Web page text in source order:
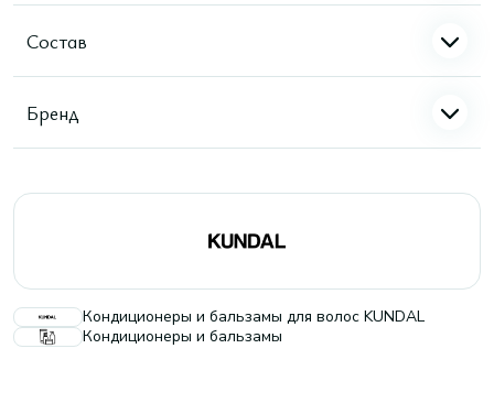
Состав
Бренд
Кондиционеры и бальзамы для волос KUNDAL
Кондиционеры и бальзамы